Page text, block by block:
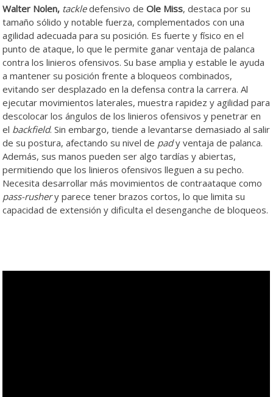
Walter Nolen, tackledefensivo deOle Miss, destaca por su
tamaño sólido y notable fuerza, complementados con una
agilidad adecuada para su posición. Es fuerte y físico en el
punto de ataque, lo que le permite ganar ventaja de palanca
contra los linieros ofensivos. Su base amplia y estable le ayuda
a mantener su posición frente a bloqueos combinados,
evitando ser desplazado en la defensa contra la carrera. Al
ejecutar movimientos laterales, muestra rapidez y agilidad para
descolocar los ángulos de los linieros ofensivos y penetrar en
el backfield. Sin embargo, tiende a levantarse demasiado al salir
de su postura, afectando su nivel de pady ventaja de palanca.
Además, sus manos pueden ser algo tardías y abiertas,
permitiendo que los linieros ofensivos lleguen a su pecho.
Necesita desarrollar más movimientos de contraataque como
pass-rushery parece tener brazos cortos, lo que limita su
capacidad de extensión y dificulta el desenganche de bloqueos.